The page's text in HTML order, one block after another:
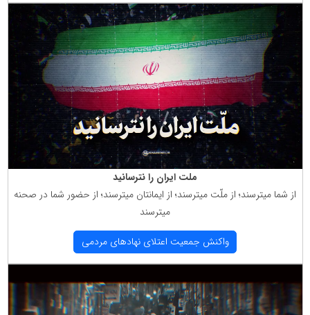
ملت ایران را نترسانید
از شما میترسند؛ از ملّت میترسند؛ از ایمانتان میترسند؛ از حضور شما در صحنه
میترسند
واكنش جمعیت اعتلای نهادهای مردمی